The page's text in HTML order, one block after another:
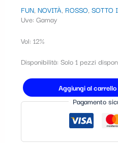
FUN, NOVITÀ, ROSSO, SOTTO
Uve: Gamay
Vol: 12%
Disponibilità: Solo 1 pezzi
Aggiungi al carrello
Pagamento